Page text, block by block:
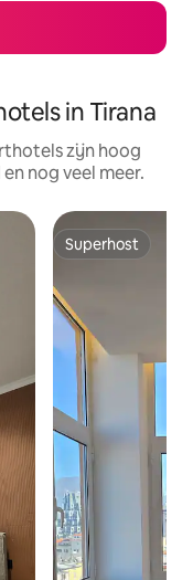
in Tirana
zijn hoog
nog veel meer.
Superhost
Superhost